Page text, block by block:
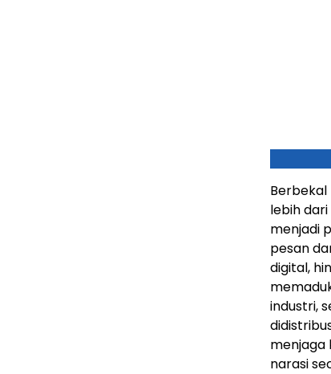
lebih
menjadi
pesan
digital,
industri,
menjaga
narasi